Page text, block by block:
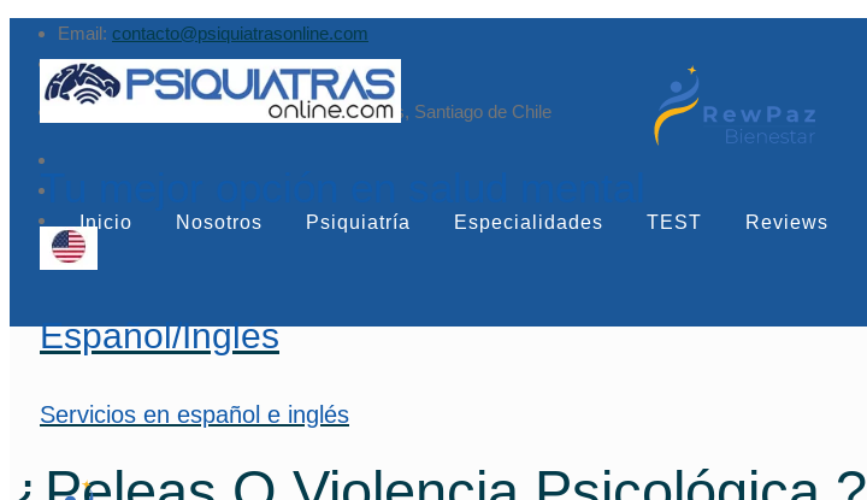
Email: contacto@psiquiatrasonline.com
Augusto Leguía Sur 79, of. 407, Las Condes, Santiago de Chile
Tu mejor opción en salud mental
Español/Inglés
Servicios en español e inglés
Inicio Nosotros Psiquiatría Especialidades TEST Reviews